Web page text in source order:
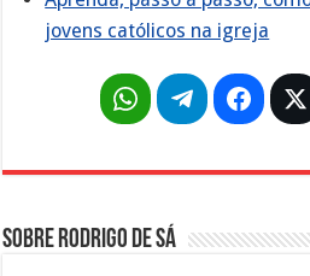
jovens católicos na igreja
Sobre Rodrigo de Sá